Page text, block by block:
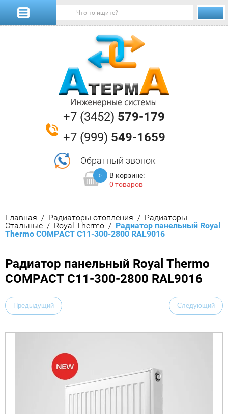
+7 (3452) 579-179
+7 (999) 549-1659
Обратный звонок
0
В корзине:
0 товаров
Главная / Радиаторы отопления / Радиаторы
Стальные / Royal Thermo /
  Радиатор панельный Royal
Thermo COMPACT C11-300-2800 RAL9016
Радиатор панельный Royal Thermo
COMPACT C11-300-2800 RAL9016
Предыдущий Следующий